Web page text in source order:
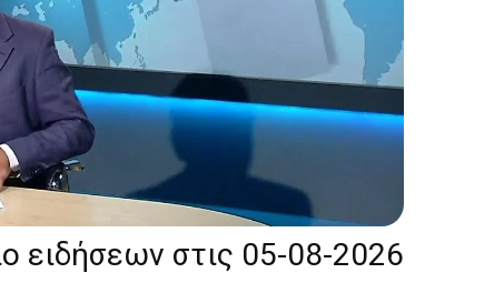
ειδήσεων στις 05-08-2026